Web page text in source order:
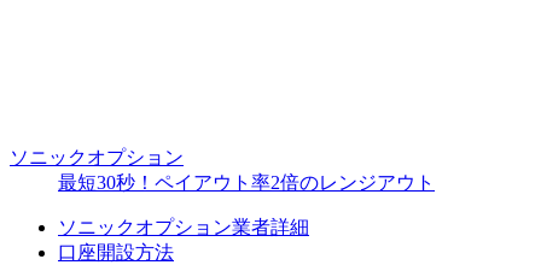
ソニックオプション
最短30秒！ペイアウト率2倍のレンジアウト
ソニックオプション業者詳細
口座開設方法